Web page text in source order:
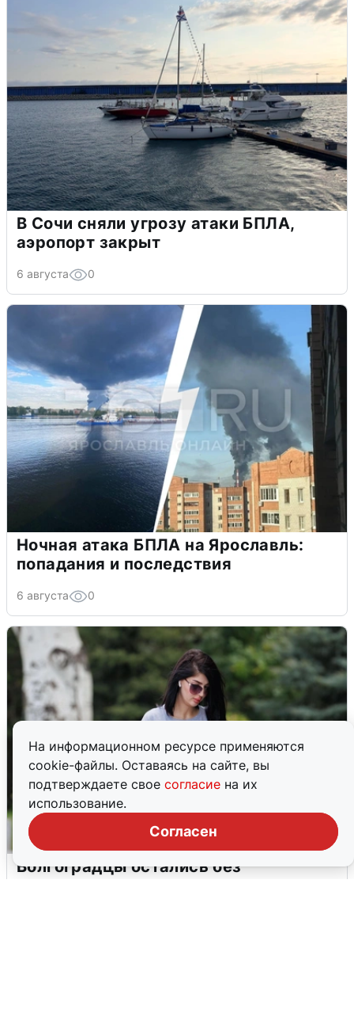
На информационном ресурсе применяются
cookie-файлы. Оставаясь на сайте, вы
подтверждаете свое согласие на их
использование.
Согласен
В Сочи сняли угрозу атаки БПЛА,
аэропорт закрыт
6 августа 0
Ночная атака БПЛА на Ярославль:
попадания и последствия
6 августа 0
Волгоградцы остались без